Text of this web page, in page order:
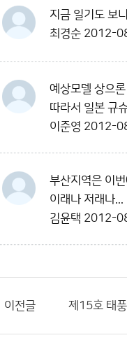
지금 일기도 보
최경순 2012-
예상모델 상으
따라서 일본 규
이준영 2012-
부산지역은 이
이래나 저래나...
김윤택 2012-
이전글 제15호 태